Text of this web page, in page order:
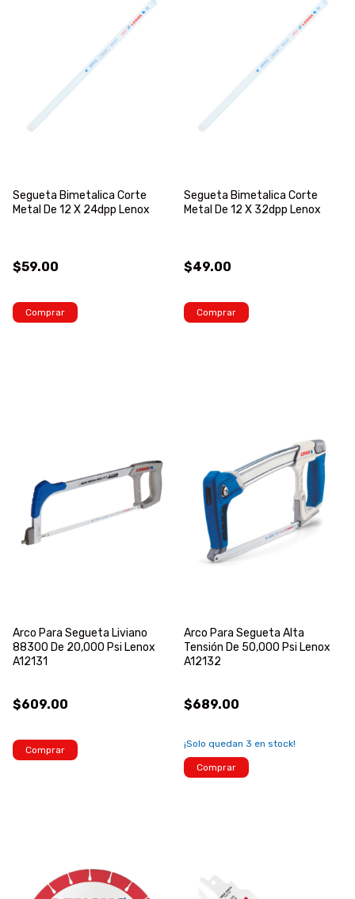
Segueta Bimetalica Corte
Metal De 12 X 24dpp Lenox
$59.00
Comprar
Segueta Bimetalica Corte
Metal De 12 X 32dpp Lenox
$49.00
Comprar
Arco Para Segueta Liviano
88300 De 20,000 Psi Lenox
A12131
$609.00
Comprar
Arco Para Segueta Alta
Tensión De 50,000 Psi Lenox
A12132
$689.00
¡Solo quedan 3 en stock!
Comprar